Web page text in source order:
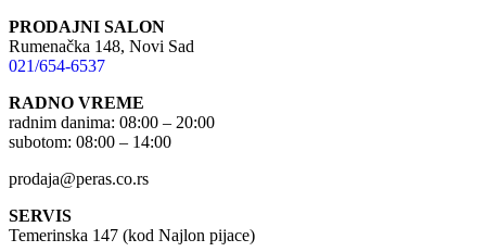
PRODAJNI SALON
Rumenačka 148, Novi Sad
021/654-6537
RADNO VREME
radnim danima: 08:00 – 20:00
subotom: 08:00 – 14:00
prodaja@peras.co.rs
SERVIS
Temerinska 147 (kod Najlon pijace)